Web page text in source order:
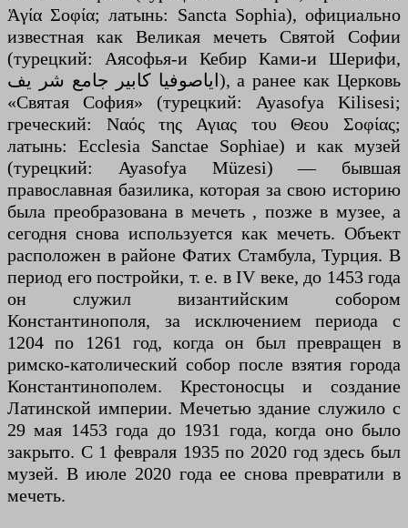
Ἁγία Σοφία; латынь: Sancta Sophia), официально
известная как Великая мечеть Святой Софии
(турецкий: Аясофья-и Кебир Ками-и Шерифи,
اياصوفيا كابير جامع شر يف), а ранее как Церковь
«Святая София» (турецкий: Ayasofya Kilisesi;
греческий: Ναός της Αγιας του Θεου Σοφίας;
латынь: Ecclesia Sanctae Sophiae) и как музей
(турецкий: Ayasofya Müzesi) — бывшая
православная базилика, которая за свою историю
была преобразована в мечеть , позже в музее, а
сегодня снова используется как мечеть. Объект
расположен в районе Фатих Стамбула, Турция. В
период его постройки, т. е. в IV веке, до 1453 года
он служил византийским собором
Константинополя, за исключением периода с
1204 по 1261 год, когда он был превращен в
римско-католический собор после взятия города
Константинополем. Крестоносцы и создание
Латинской империи. Мечетью здание служило с
29 мая 1453 года до 1931 года, когда оно было
закрыто. С 1 февраля 1935 по 2020 год здесь был
музей. В июле 2020 года ее снова превратили в
мечеть.